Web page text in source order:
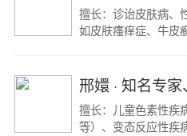
擅长：诊诒皮肤病、
如皮肤瘙痒症、牛皮
邢嬛· 知名专家
擅长：儿童色素性疾
等）、变态反应性疾